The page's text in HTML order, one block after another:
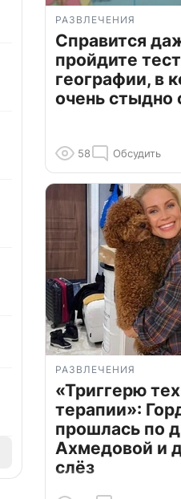
РАЗВЛЕЧЕНИЯ
Справится
пройдите
географии, в
очень стыдно
58 Обсудить
РАЗВЛЕЧЕНИЯ
«Триггерю
терапии»:
прошлась по
Ахмедовой и
слёз